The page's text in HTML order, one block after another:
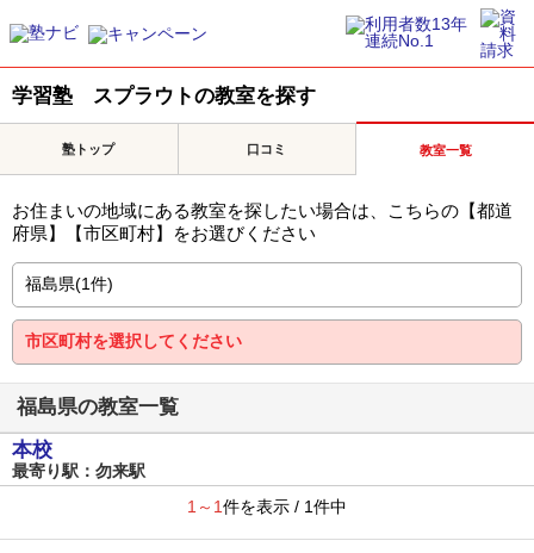
学習塾 スプラウトの教室を探す
塾トップ 口コミ 教室一覧
お住まいの地域にある教室を探したい場合は、こちらの【都道
府県】【市区町村】をお選びください
福島県の教室一覧
本校
最寄り駅：勿来駅
1～1件を表示 / 1件中